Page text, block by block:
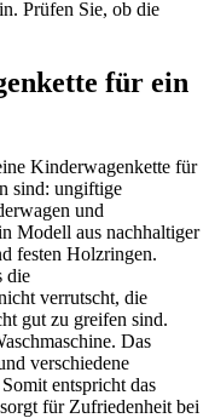
Prüfen Sie, ob die
für ein
Kinderwagenkette für
sind: ungiftige
und
Modell aus nachhaltiger
festen Holzringen.
die
verrutscht, die
gut zu greifen sind.
Das
verschiedene
entspricht das
für Zufriedenheit bei